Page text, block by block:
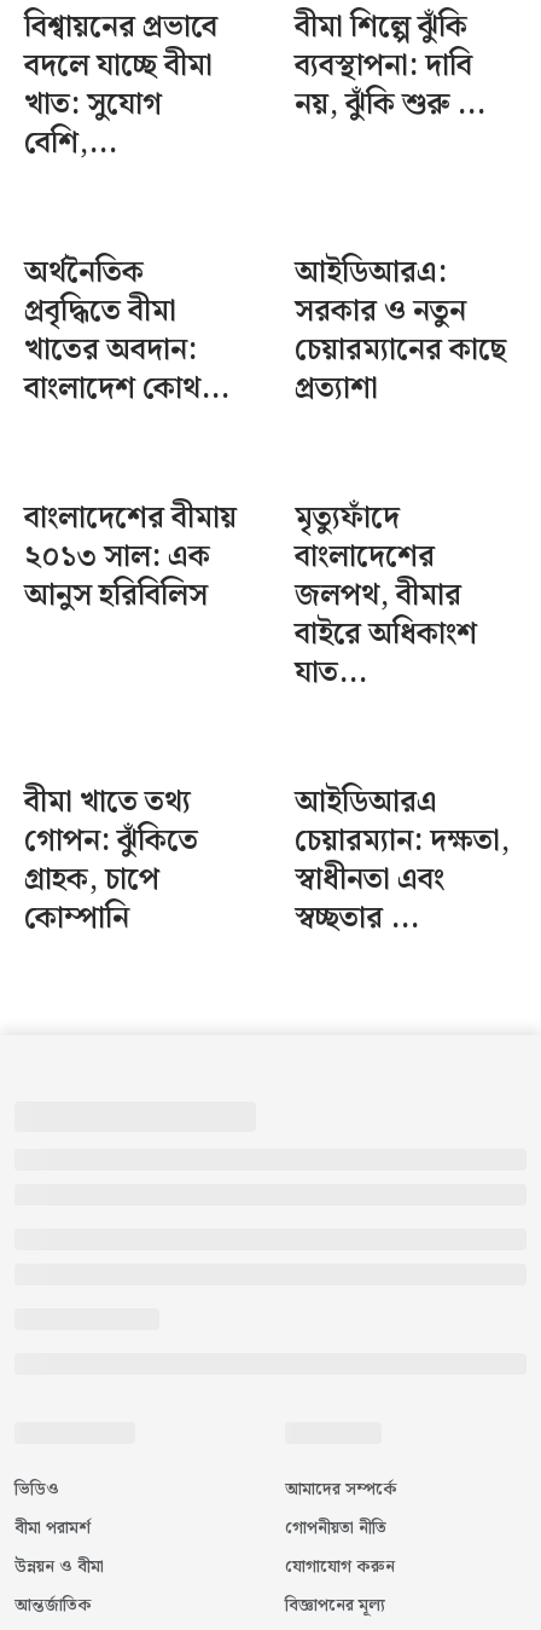
বিশ্বায়নের প্রভাবে
বদলে যাচ্ছে বীমা
খাত: সুযোগ
বেশি,...
বীমা শিল্পে ঝুঁকি
ব্যবস্থাপনা: দাবি
নয়, ঝুঁকি শুরু ...
অর্থনৈতিক
প্রবৃদ্ধিতে বীমা
খাতের অবদান:
বাংলাদেশ কোথ...
আইডিআরএ:
সরকার ও নতুন
চেয়ারম্যানের কাছে
প্রত্যাশা
বাংলাদেশের বীমায়
২০১৩ সাল: এক
আনুস হরিবিলিস
মৃত্যুফাঁদে
বাংলাদেশের
জলপথ, বীমার
বাইরে অধিকাংশ
যাত...
বীমা খাতে তথ্য
গোপন: ঝুঁকিতে
গ্রাহক, চাপে
কোম্পানি
আইডিআরএ
চেয়ারম্যান: দক্ষতা,
স্বাধীনতা এবং
স্বচ্ছতার ...
ভিডিও
বীমা পরামর্শ
উন্নয়ন ও বীমা
আন্তর্জাতিক
আমাদের সম্পর্কে
গোপনীয়তা নীতি
যোগাযোগ করুন
বিজ্ঞাপনের মূল্য